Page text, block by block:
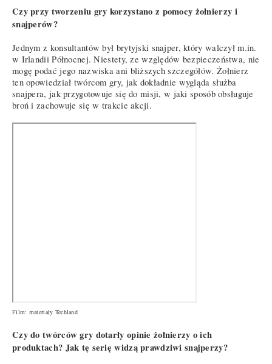
Czy przy tworzeniu gry korzystano z pomocy żołnierzy i
snajperów?
Jednym z konsultantów był brytyjski snajper, który walczył m.in.
w Irlandii Północnej. Niestety, ze względów bezpieczeństwa, nie
mogę podać jego nazwiska ani bliższych szczegółów. Żołnierz
ten opowiedział twórcom gry, jak dokładnie wygląda służba
snajpera, jak przygotowuje się do misji, w jaki sposób obsługuje
broń i zachowuje się w trakcie akcji.
Film: materiały Techland
Czy do twórców gry dotarły opinie żołnierzy o ich
produktach? Jak tę serię widzą prawdziwi snajperzy?